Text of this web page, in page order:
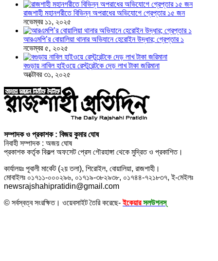
রাজশাহী মহানগরীতে বিভিন্ন অপরাধের অভিযোগে গ্রেপ্তার ১৫ জন
নভেম্বর ১১, ২০২৫
আরএমপি’র বোয়ালিয়া থানার অভিযানে হেরোইন উদ্ধার; গ্রেপ্তার ১
নভেম্বর ৫, ২০২৫
বগুড়ায় নাবিল হাইওয়ে রেস্টুরেন্টকে দেড় লাখ টাকা জরিমানা
অক্টোবর ৩১, ২০২৫
সম্পাদক ও প্রকাশক : বিজয় কুমার ঘোষ
নিবাহী সম্পাদক : অজয় ঘোষ
প্রকাশক কর্তৃক বিকল্প অফসেট প্রেস গৌরহাঙ্গা থেকে মুদ্রিত ও প্রকাশিত।
কার্যালয়ঃ পূবালী মার্কেট (২য় তলা), শিরোইল, বোয়ালিয়া, রাজশাহী।
মোবাইলঃ ০১৭১১-০০০২৯৬, ০১৭১৯-৩৮২৯৩৮, ০১৭৪৪-৭২১৮৩৭, ই-মেইলঃ
newsrajshahipratidin@gmail.com
© সর্বস্বত্ব সংরক্ষিত। ওয়েবসাইট তৈরি করেছে-ইকেয়ার সলউশনস্